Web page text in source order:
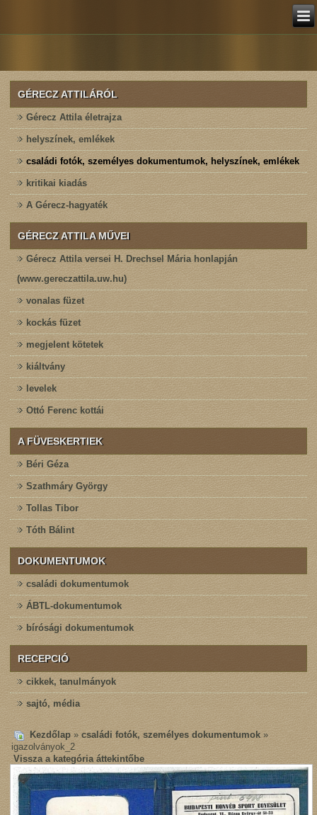
GÉRECZ ATTILÁRÓL
Gérecz Attila életrajza
helyszínek, emlékek
családi fotók, személyes dokumentumok, helyszínek, emlékek
kritikai kiadás
A Gérecz-hagyaték
GÉRECZ ATTILA MŰVEI
Gérecz Attila versei H. Drechsel Mária honlapján
(www.gereczattila.uw.hu)
vonalas füzet
kockás füzet
megjelent kötetek
kiáltvány
levelek
Ottó Ferenc kottái
A FÜVESKERTIEK
Béri Géza
Szathmáry György
Tollas Tibor
Tóth Bálint
DOKUMENTUMOK
családi dokumentumok
ÁBTL-dokumentumok
bírósági dokumentumok
RECEPCIÓ
cikkek, tanulmányok
sajtó, média
Kezdőlap»családi fotók, személyes dokumentumok »
igazolványok_2
Vissza a kategória áttekintőbe